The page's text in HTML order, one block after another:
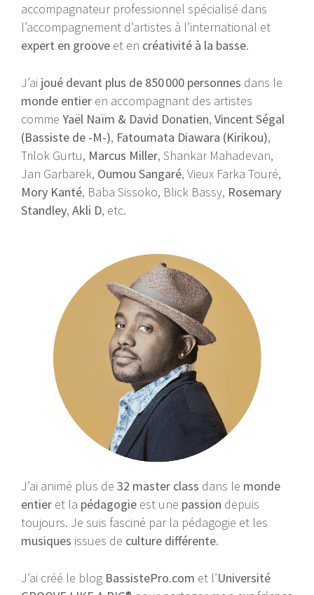
accompagnateur professionnel spécialisé dans
l’accompagnement d’artistes à l’international et
expert en groove et en créativité à la basse.
J’ai joué devant plus de 850 000 personnes dans le
monde entier en accompagnant des artistes
comme Yaël Naïm & David Donatien, Vincent Ségal
(Bassiste de -M-), Fatoumata Diawara (Kirikou),
Trilok Gurtu, Marcus Miller, Shankar Mahadevan,
Jan Garbarek, Oumou Sangaré, Vieux Farka Touré,
Mory Kanté, Baba Sissoko, Blick Bassy, Rosemary
Standley, Akli D, etc.
J’ai animé plus de 32 master class dans le monde
entier et la pédagogie est une passion depuis
toujours. Je suis fasciné par la pédagogie et les
musiques issues de culture différente.
J’ai créé le blog BassistePro.com et l’Université